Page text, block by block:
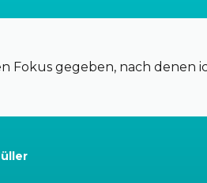
um
Fokus gegeben, nach denen